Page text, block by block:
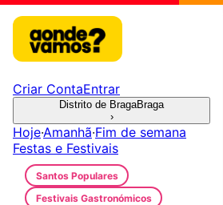
Criar ContaEntrar
Distrito de BragaBraga
›
Hoje·Amanhã·Fim de semana
Festas e Festivais
Santos Populares
Festivais Gastronómicos